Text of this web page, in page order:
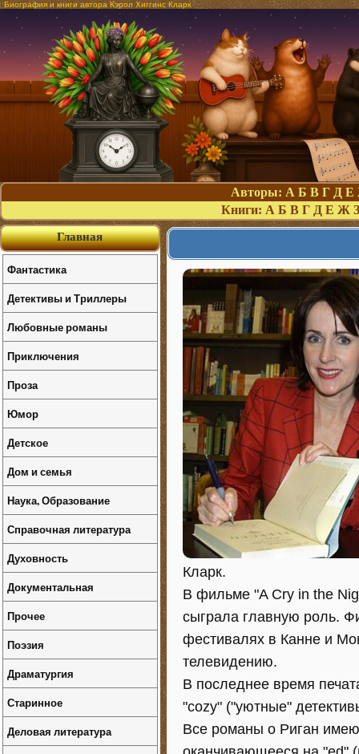
Биография и книги автора Кэрол Хиггинс Кларк
Авторы: А Б В Г Д Е
Книги: А Б В Г Д Е Ж З
Кларк.
В фильме "A Cry in the
сыграла главную роль.
фестивалях в Канне и
телевидению.
В последнее время
"cozy" ("уютные"
Все романы о Риган
Главная
Фантастика
Детективы и Триллеры
Любовные романы
Приключения
Проза
Юмор
Детское
Дом и семья
Наука, Образование
Справочная литература
Духовность
Документальная
Прочее
Поэзия
Драматургия
Старинное
Деловая литература